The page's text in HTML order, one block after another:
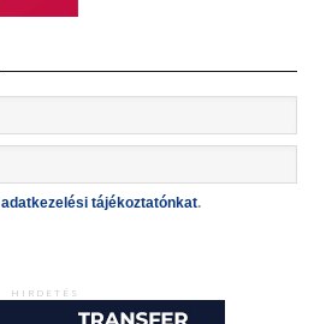
adatkezelési tájékoztatónkat.
HIRDETÉS